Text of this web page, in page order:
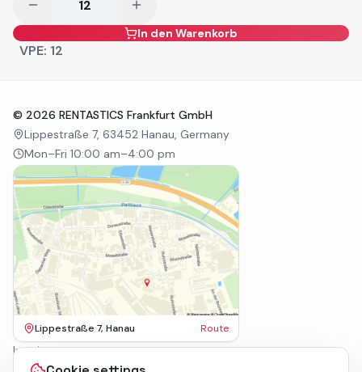
In den Warenkorb
VPE: 12
© 2026 RENTASTICS Frankfurt GmbH
Lippestraße 7, 63452 Hanau, Germany
Mon–Fri 10:00 am–4:00 pm
Lippestraße 7, Hanau Route
Imprint
Terms & Conditions